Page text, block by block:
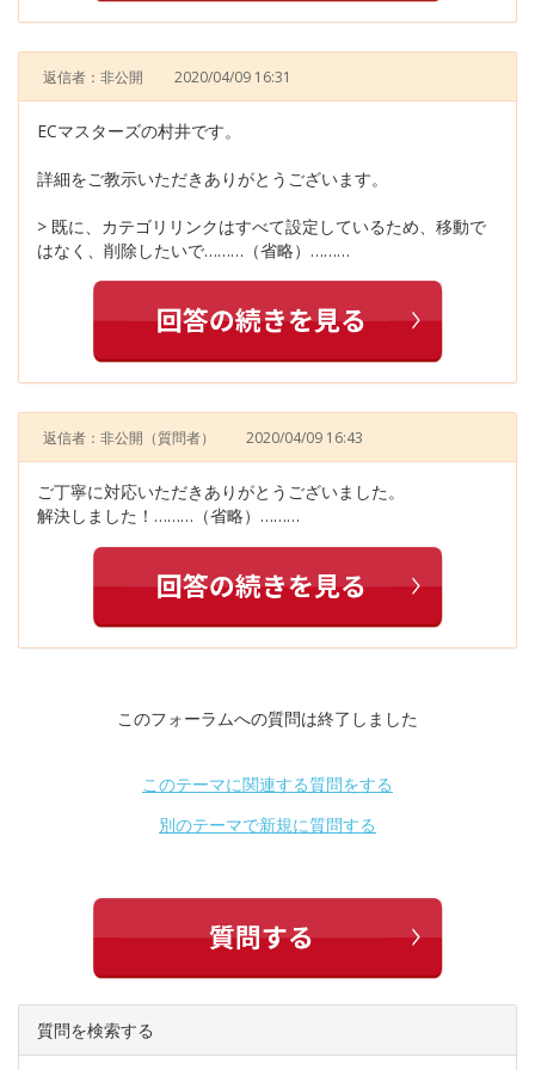
返信者：非公開 2020/04/09 16:31
ECマスターズの村井です。
詳細をご教示いただきありがとうございます。
> 既に、カテゴリリンクはすべて設定しているため、移動で
はなく、削除したいで………（省略）………
返信者：非公開 （質問者） 2020/04/09 16:43
ご丁寧に対応いただきありがとうございました。
解決しました！………（省略）………
このフォーラムへの質問は終了しました
このテーマに関連する質問をする
別のテーマで新規に質問する
質問を検索する